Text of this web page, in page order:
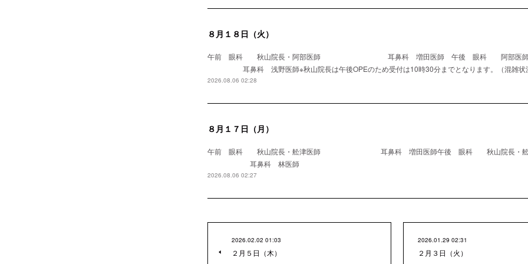
８月１８日（火）
午前 眼科 秋山院長・阿部医師 耳鼻科 増田医師 午後 眼科 阿部
耳鼻科 浅野医師※秋山院長は午後OPEのため受付は10時30分までとなります。（混雑状
2026.08.06 02:28
８月１７日（月）
午前 眼科 秋山院長・舩津医師 耳鼻科 増田医師午後 眼科 秋山院長・舩
耳鼻科 林医師
2026.08.06 02:27
2026.02.02 01:03
２月５日（木）
2026.01.29 02:31
２月３日（火）